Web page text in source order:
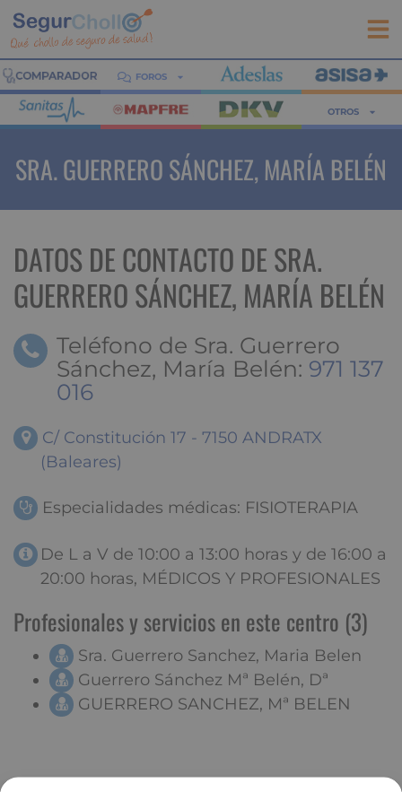
FOROS
OTROS
SRA. GUERRERO SÁNCHEZ, MARÍA BELÉN
DATOS DE CONTACTO DE SRA.
GUERRERO SÁNCHEZ, MARÍA BELÉN
Teléfono de Sra. Guerrero
Sánchez, María Belén: 971 137
016
C/ Constitución 17 - 7150 ANDRATX
(Baleares)
Especialidades médicas: FISIOTERAPIA
De L a V de 10:00 a 13:00 horas y de 16:00 a
20:00 horas, MÉDICOS Y PROFESIONALES
Profesionales y servicios en este centro (3)
Sra. Guerrero Sanchez, Maria Belen
Guerrero Sánchez Mª Belén, Dª
GUERRERO SANCHEZ, Mª BELEN